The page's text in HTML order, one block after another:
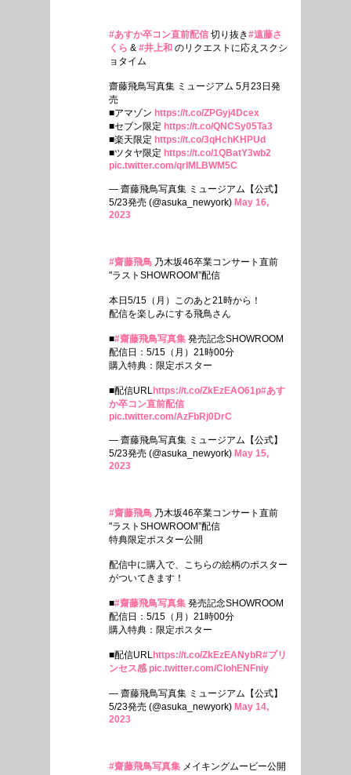
#あすか卒コン直前配信 切り抜き#遠藤さ
くら & #井上和 のリクエストに応えスクシ
ョタイム
齋藤飛鳥写真集 ミュージアム 5月23日発
売
■アマゾン https://t.co/ZPGyj4Dcex
■セブン限定 https://t.co/QNCSy05Ta3
■楽天限定 https://t.co/3qHchKHPUd
■ツタヤ限定 https://t.co/1QBatY3wb2
pic.twitter.com/qrIMLBWM5C
— 齋藤飛鳥写真集 ミュージアム【公式】
5/23発売 (@asuka_newyork) May 16,
2023
#齋藤飛鳥 乃木坂46卒業コンサート直前
"ラストSHOWROOM”配信
本日5/15（月）このあと21時から！
配信を楽しみにする飛鳥さん
■#齋藤飛鳥写真集 発売記念SHOWROOM
配信日：5/15（月）21時00分
購入特典：限定ポスター
■配信URLhttps://t.co/ZkEzEAO61p#あす
か卒コン直前配信
pic.twitter.com/AzFbRj0DrC
— 齋藤飛鳥写真集 ミュージアム【公式】
5/23発売 (@asuka_newyork) May 15,
2023
#齋藤飛鳥 乃木坂46卒業コンサート直前
"ラストSHOWROOM”配信
特典限定ポスター公開
配信中に購入で、こちらの絵柄のポスター
がついてきます！
■#齋藤飛鳥写真集 発売記念SHOWROOM
配信日：5/15（月）21時00分
購入特典：限定ポスター
■配信URLhttps://t.co/ZkEzEANybR#プリ
ンセス感 pic.twitter.com/ClohENFniy
— 齋藤飛鳥写真集 ミュージアム【公式】
5/23発売 (@asuka_newyork) May 14,
2023
#齋藤飛鳥写真集 メイキングムービー公開